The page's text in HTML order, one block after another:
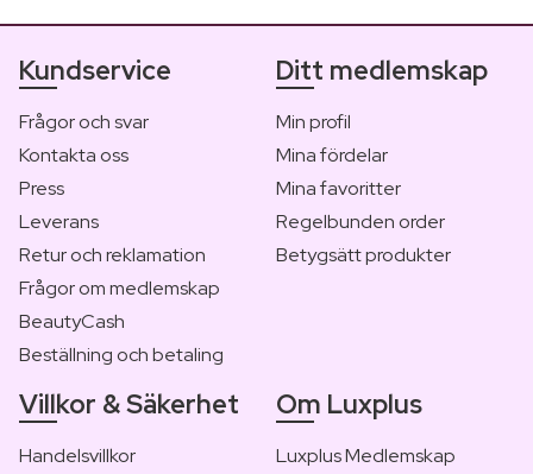
Kundservice
Frågor och svar
Kontakta oss
Press
Leverans
Retur och reklamation
Frågor om medlemskap
BeautyCash
Beställning och betaling
Ditt medlemskap
Min profil
Mina fördelar
Mina favoritter
Regelbunden order
Betygsätt produkter
Villkor & Säkerhet
Handelsvillkor
Om Luxplus
Luxplus Medlemskap